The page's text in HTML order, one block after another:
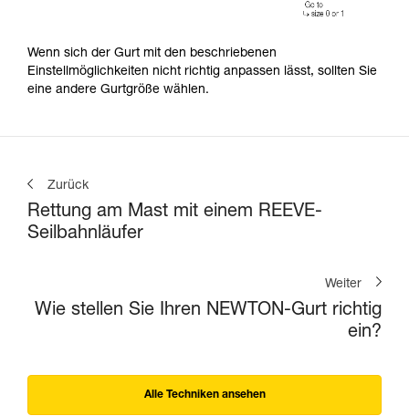
Wenn sich der Gurt mit den beschriebenen
Einstellmöglichkeiten nicht richtig anpassen lässt, sollten Sie
eine andere Gurtgröße wählen.
Zurück
Rettung am Mast mit einem REEVE-
Seilbahnläufer
Weiter
Wie stellen Sie Ihren NEWTON-Gurt richtig
ein?
Alle Techniken ansehen